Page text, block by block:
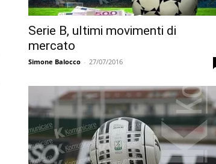
Serie B, ultimi movimenti di
mercato
Simone Balocco - 27/07/2016